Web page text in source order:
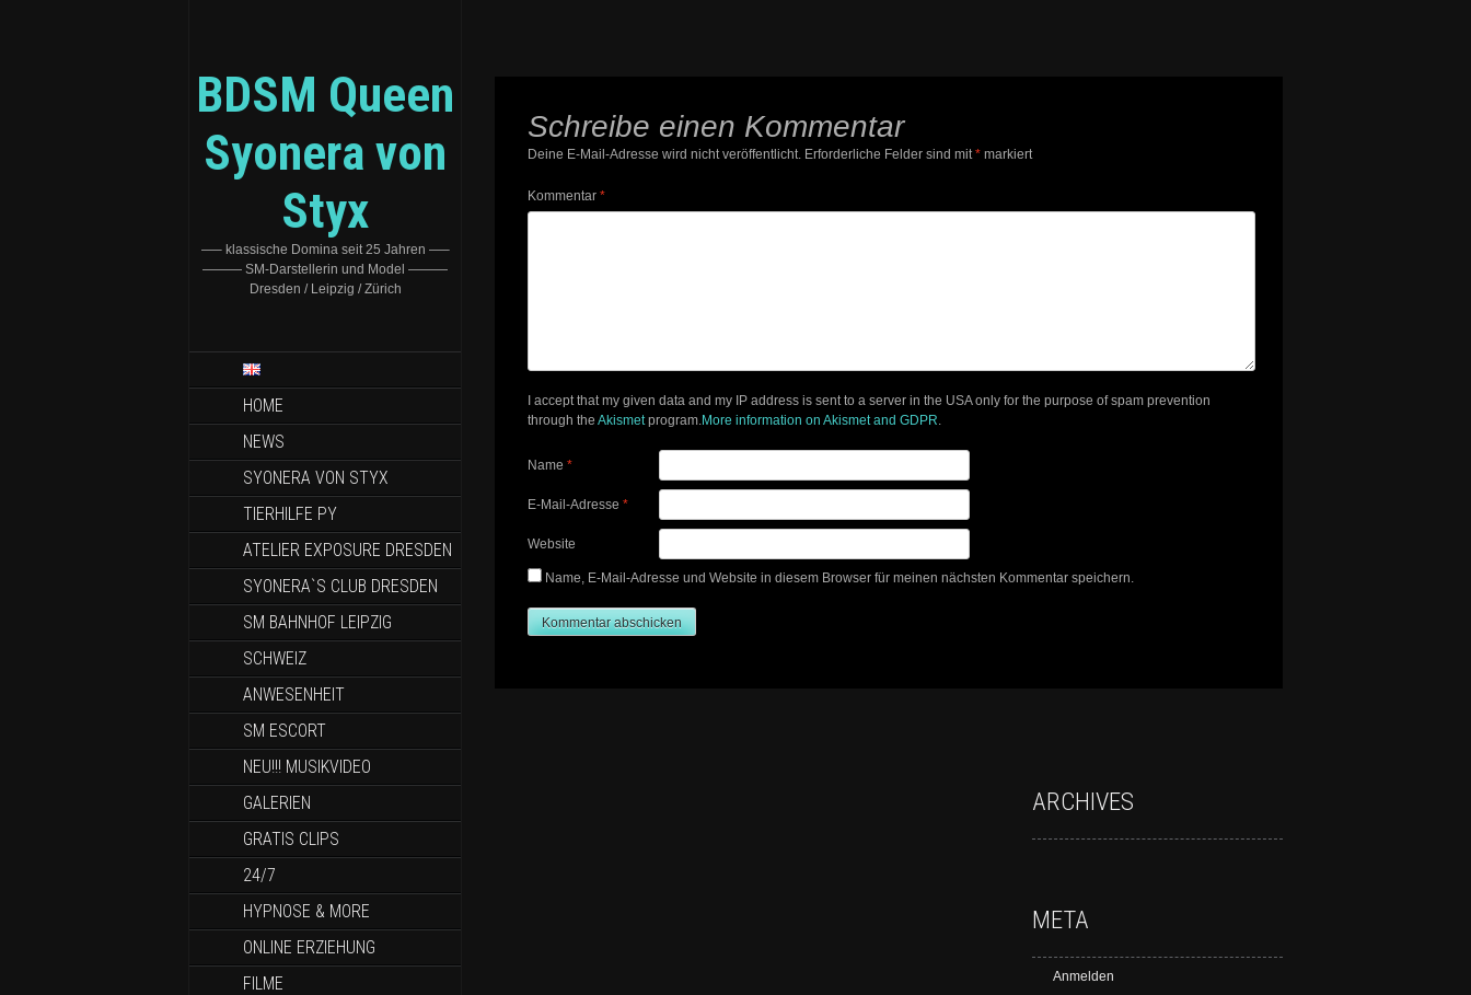
BDSM Queen
Syonera von
Styx
—– klassische Domina seit 25 Jahren —–
——— SM-Darstellerin und Model ———
Dresden / Leipzig / Zürich
HOME
NEWS
SYONERA VON STYX
TIERHILFE PY
ATELIER EXPOSURE DRESDEN
SYONERA`S CLUB DRESDEN
SM BAHNHOF LEIPZIG
SCHWEIZ
ANWESENHEIT
SM ESCORT
NEU!!! MUSIKVIDEO
GALERIEN
GRATIS CLIPS
24/7
HYPNOSE & MORE
ONLINE ERZIEHUNG
FILME
Schreibe einen Kommentar
Deine E-Mail-Adresse wird nicht veröffentlicht. Erforderliche Felder sind mit* markiert
Kommentar *
I accept that my given data and my IP address is sent to a server in the USA only for the purpose of spam prevention
through the Akismetprogram.More information on Akismet and GDPR.
Name *
E-Mail-Adresse *
Website
Name, E-Mail-Adresse und Website in diesem Browser für meinen nächsten Kommentar speichern.
ARCHIVES
META
Anmelden